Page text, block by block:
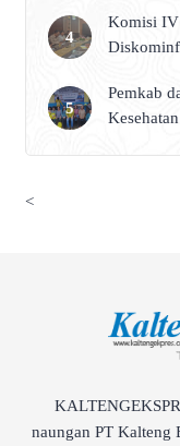
Komisi IV
Pemkab
<
naungan PT Kalteng